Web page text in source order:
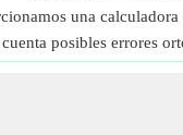
una
posibles errores